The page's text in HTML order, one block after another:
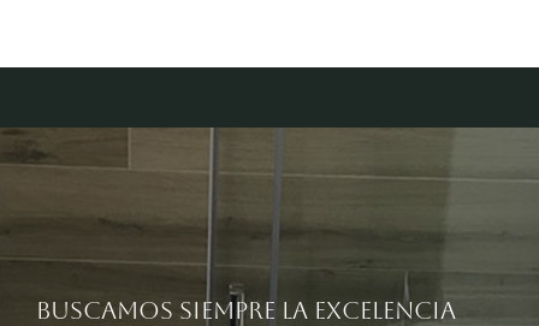
Buscamos siempre la excelencia